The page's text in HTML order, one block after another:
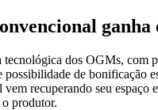
ganha
tecnológica dos OGMs, com
possibilidade de bonificação
recuperando seu espaço
o produtor.